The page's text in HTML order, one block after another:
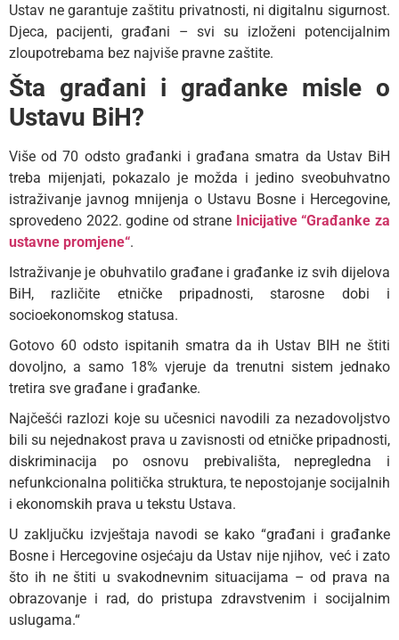
Ustav ne garantuje zaštitu privatnosti, ni digitalnu sigurnost.
Djeca, pacijenti, građani – svi su izloženi potencijalnim
zloupotrebama bez najviše pravne zaštite.
Šta građani i građanke misle o
Ustavu BiH?
Više od 70 odsto građanki i građana smatra da Ustav BiH
treba mijenjati, pokazalo je možda i jedino sveobuhvatno
istraživanje javnog mnijenja o Ustavu Bosne i Hercegovine,
sprovedeno 2022. godine od strane Inicijative “Građanke za
ustavne promjene“.
Istraživanje je obuhvatilo građane i građanke iz svih dijelova
BiH, različite etničke pripadnosti, starosne dobi i
socioekonomskog statusa.
Gotovo 60 odsto ispitanih smatra da ih Ustav BIH ne štiti
dovoljno, a samo 18% vjeruje da trenutni sistem jednako
tretira sve građane i građanke.
Najčešći razlozi koje su učesnici navodili za nezadovoljstvo
bili su nejednakost prava u zavisnosti od etničke pripadnosti,
diskriminacija po osnovu prebivališta, nepregledna i
nefunkcionalna politička struktura, te nepostojanje socijalnih
i ekonomskih prava u tekstu Ustava.
U zaključku izvještaja navodi se kako “građani i građanke
Bosne i Hercegovine osjećaju da Ustav nije njihov, već i zato
što ih ne štiti u svakodnevnim situacijama – od prava na
obrazovanje i rad, do pristupa zdravstvenim i socijalnim
uslugama.“